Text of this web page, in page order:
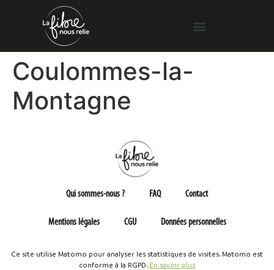
Coulommes-la-
Montagne
Qui sommes-nous ? FAQ Contact
Mentions légales CGU Données personnelles
Ce site utilise Matomo pour analyser les statistiques de visites. Matomo est
conforme à la RGPD. En savoir plus